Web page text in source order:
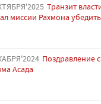
Транзит
миссии Рахмона
Поздравление
Асада